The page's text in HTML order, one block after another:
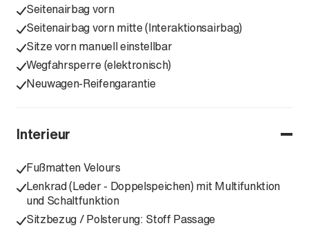
Seitenairbag vorn
Seitenairbag vorn mitte (Interaktionsairbag)
Sitze vorn manuell einstellbar
Wegfahrsperre (elektronisch)
Neuwagen-Reifengarantie
Interieur
Fußmatten Velours
Lenkrad (Leder - Doppelspeichen) mit Multifunktion
und Schaltfunktion
Sitzbezug / Polsterung: Stoff Passage